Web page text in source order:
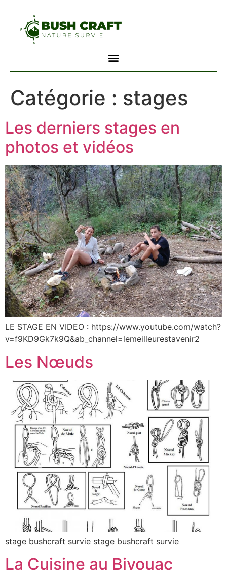
Catégorie : stages
Les derniers stages en
photos et vidéos
LE STAGE EN VIDEO : https://www.youtube.com/watch?
v=f9KD9Gk7k9Q&ab_channel=lemeilleurestavenir2
Les Nœuds
stage bushcraft survie stage bushcraft survie
La Cuisine au Bivouac